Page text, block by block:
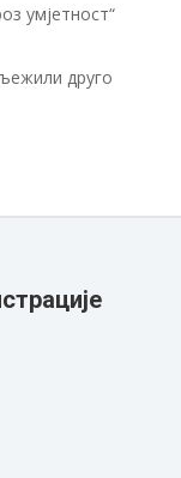
умјетност“
друго